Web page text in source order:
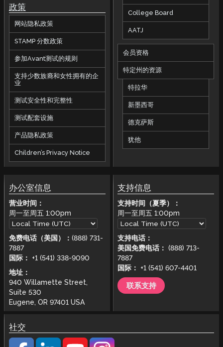
政策
网站隐私政策
STAMP 分数政策
参加Avant测试的规则
支持少数族裔和女性拥有的企
业
测试安全性和完整性
测试配套设施
产品隐私政策
Children’s Privacy Notice
College Board
AATJ
会员资格
特定州的资源
特拉华
新墨西哥
德克萨斯
犹他
办公室信息
营业时间：
周一至周五 1:00pm
免费电话（美国）： (888) 731-
7887
国际：
+1 (541) 338-9090
地址：
940 Willamette Street,
Suite 530
Eugene, OR 97401 USA
支持信息
支持时间（夏季）：
周一至周五1:00pm
支持电话：
美国免费电话： (888) 713-
7887
国际：
+1 (541) 607-4401
联系支持
社交